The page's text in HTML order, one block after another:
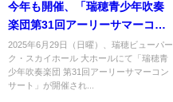
今年も開催、「瑞穂青少年吹奏
楽団第31回アーリーサマーコン
サート」にて組曲「宇宙戦艦ヤ
マト」が演奏へ
2025年6月29日（日曜）、瑞穂ビューパー
ク・スカイホール 大ホールにて「瑞穂青
少年吹奏楽団 第31回アーリーサマーコン
サート」が開催され...